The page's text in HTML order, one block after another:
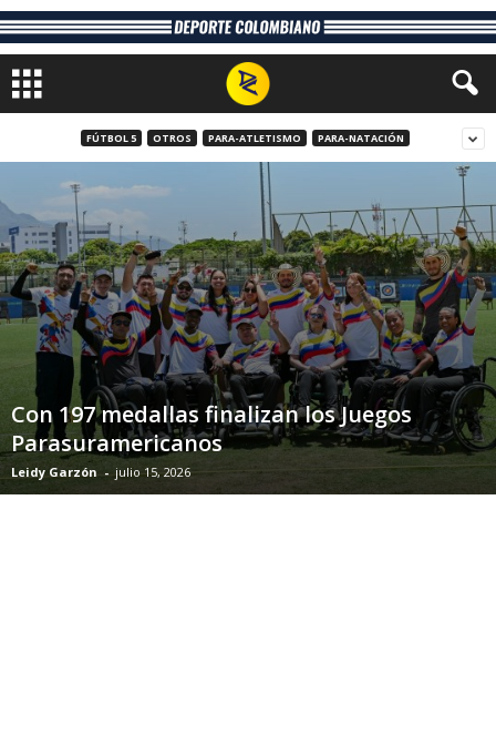
FÚTBOL 5 OTROS PARA-ATLETISMO PARA-NATACIÓN
Con 197 medallas finalizan los Juegos
Parasuramericanos
Leidy Garzón - julio 15, 2026